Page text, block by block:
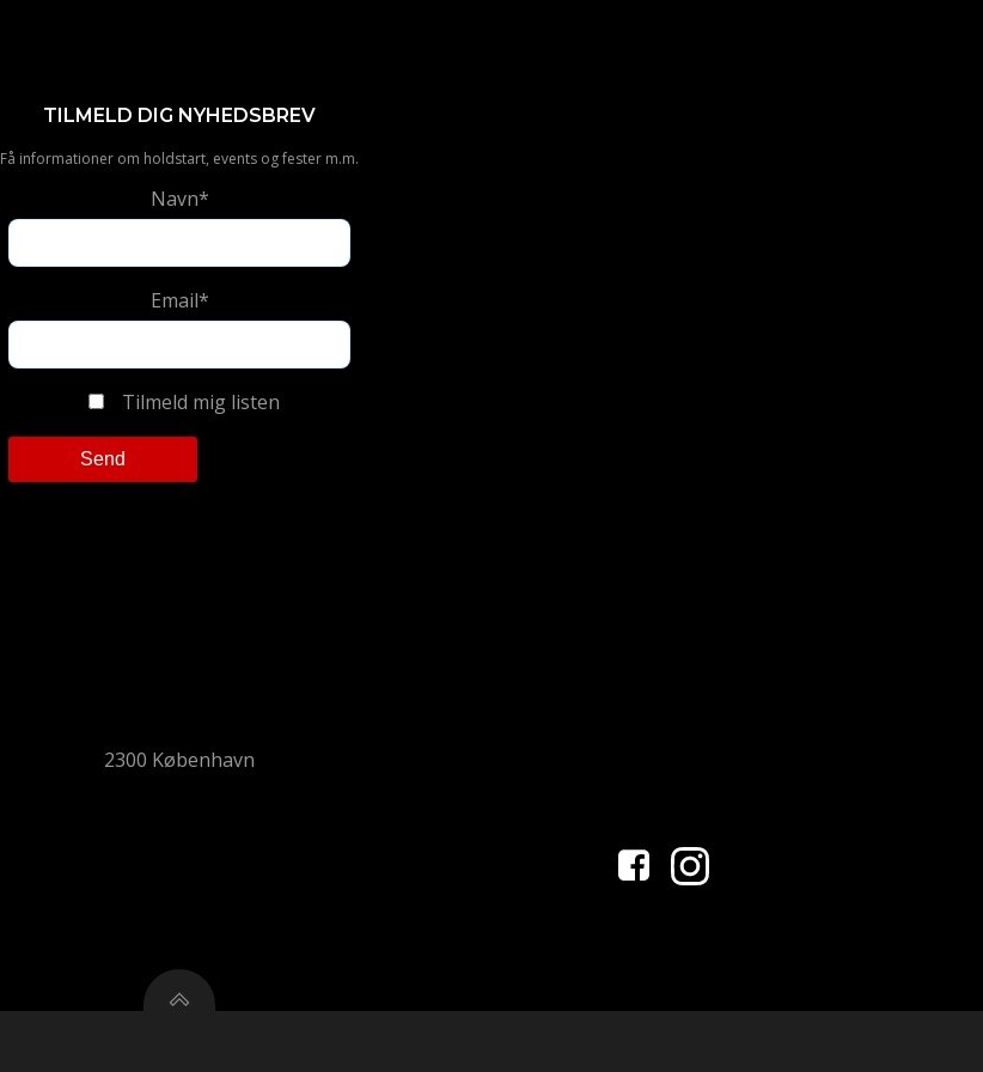
TILMELD DIG NYHEDSBREV
Få informationer om holdstart, events og fester m.m.
Navn*
Email*
Tilmeld mig listen
2300 København